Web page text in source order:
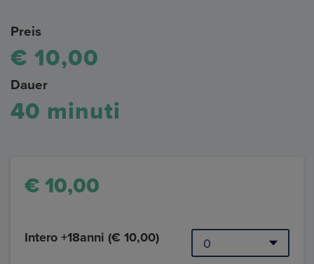
Preis
€ 10,00
Dauer
40 minuti
€ 10,00
Intero +18anni (€ 10,00)